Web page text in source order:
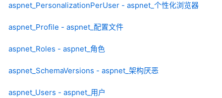
aspnet_PersonalizationPerUser - aspnet_个性化浏览器
aspnet_Profile - aspnet_配置文件
aspnet_Roles - aspnet_角色
aspnet_SchemaVersions - aspnet_架构厌恶
aspnet_Users - aspnet_用户